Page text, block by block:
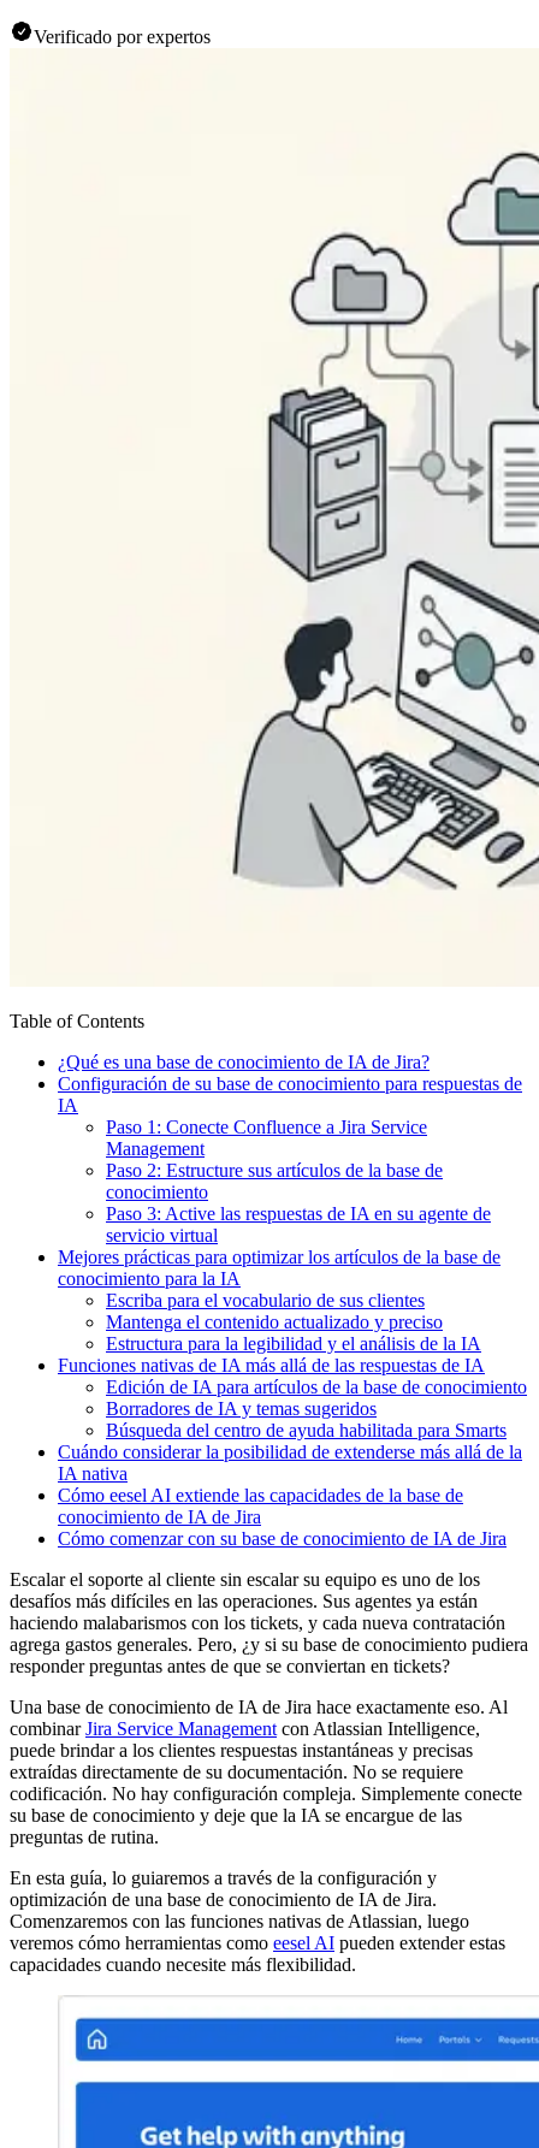
Verificado por expertos
Table of Contents
¿Qué es una base de conocimiento de IA de Jira?
Configuración de su base de conocimiento para respuestas de
IA
Paso 1: Conecte Confluence a Jira Service
Management
Paso 2: Estructure sus artículos de la base de
conocimiento
Paso 3: Active las respuestas de IA en su agente de
servicio virtual
Mejores prácticas para optimizar los artículos de la base de
conocimiento para la IA
Escriba para el vocabulario de sus clientes
Mantenga el contenido actualizado y preciso
Estructura para la legibilidad y el análisis de la IA
Funciones nativas de IA más allá de las respuestas de IA
Edición de IA para artículos de la base de conocimiento
Borradores de IA y temas sugeridos
Búsqueda del centro de ayuda habilitada para Smarts
Cuándo considerar la posibilidad de extenderse más allá de la
IA nativa
Cómo eesel AI extiende las capacidades de la base de
conocimiento de IA de Jira
Cómo comenzar con su base de conocimiento de IA de Jira
Escalar el soporte al cliente sin escalar su equipo es uno de los
desafíos más difíciles en las operaciones. Sus agentes ya están
haciendo malabarismos con los tickets, y cada nueva contratación
agrega gastos generales. Pero, ¿y si su base de conocimiento pudiera
responder preguntas antes de que se conviertan en tickets?
Una base de conocimiento de IA de Jira hace exactamente eso. Al
combinarJira Service Management con Atlassian Intelligence,
puede brindar a los clientes respuestas instantáneas y precisas
extraídas directamente de su documentación. No se requiere
codificación. No hay configuración compleja. Simplemente conecte
su base de conocimiento y deje que la IA se encargue de las
preguntas de rutina.
En esta guía, lo guiaremos a través de la configuración y
optimización de una base de conocimiento de IA de Jira.
Comenzaremos con las funciones nativas de Atlassian, luego
veremos cómo herramientas como eesel AI pueden extender estas
capacidades cuando necesite más flexibilidad.